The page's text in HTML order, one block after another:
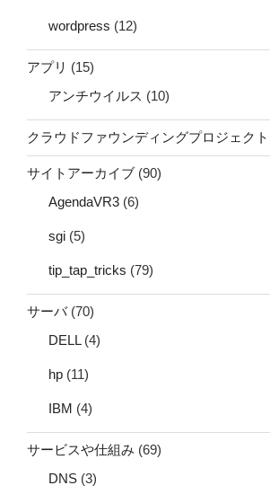
wordpress (12)
アプリ (15)
アンチウイルス (10)
クラウドファウンディングプロジェクト
サイトアーカイブ (90)
AgendaVR3 (6)
sgi (5)
tip_tap_tricks (79)
サーバ(70)
DELL(4)
hp (11)
IBM (4)
サービスや仕組み (69)
DNS (3)